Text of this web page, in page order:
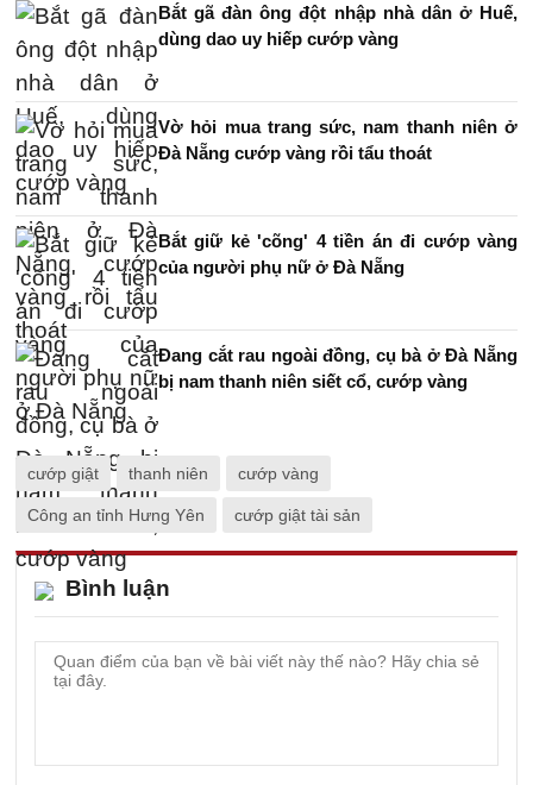
Bắt gã đàn ông đột nhập nhà dân ở Huế,
dùng dao uy hiếp cướp vàng
Vờ hỏi mua trang sức, nam thanh niên ở
Đà Nẵng cướp vàng rồi tẩu thoát
Bắt giữ kẻ 'cõng' 4 tiền án đi cướp vàng
của người phụ nữ ở Đà Nẵng
Đang cắt rau ngoài đồng, cụ bà ở Đà Nẵng
bị nam thanh niên siết cổ, cướp vàng
cướp giật thanh niên cướp vàng
Công an tỉnh Hưng Yên cướp giật tài sản
Bình luận